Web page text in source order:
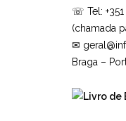
☏ Tel:
(chamada
✉
Braga –